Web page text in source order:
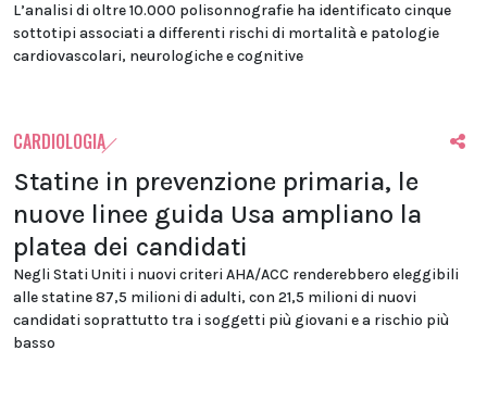
L’analisi di oltre 10.000 polisonnografie ha identificato cinque
sottotipi associati a differenti rischi di mortalità e patologie
cardiovascolari, neurologiche e cognitive
CARDIOLOGIA
Statine in prevenzione primaria, le
nuove linee guida Usa ampliano la
platea dei candidati
Negli Stati Uniti i nuovi criteri AHA/ACC renderebbero eleggibili
alle statine 87,5 milioni di adulti, con 21,5 milioni di nuovi
candidati soprattutto tra i soggetti più giovani e a rischio più
basso